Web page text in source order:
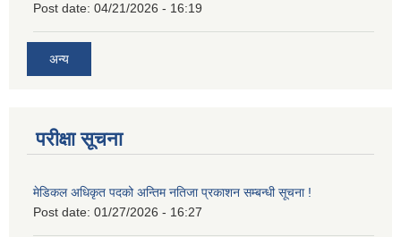
Post date: 04/21/2026 - 16:19
अन्य
परीक्षा सूचना
मेडिकल अधिकृत पदको अन्तिम नतिजा प्रकाशन सम्बन्धी सूचना !
Post date: 01/27/2026 - 16:27